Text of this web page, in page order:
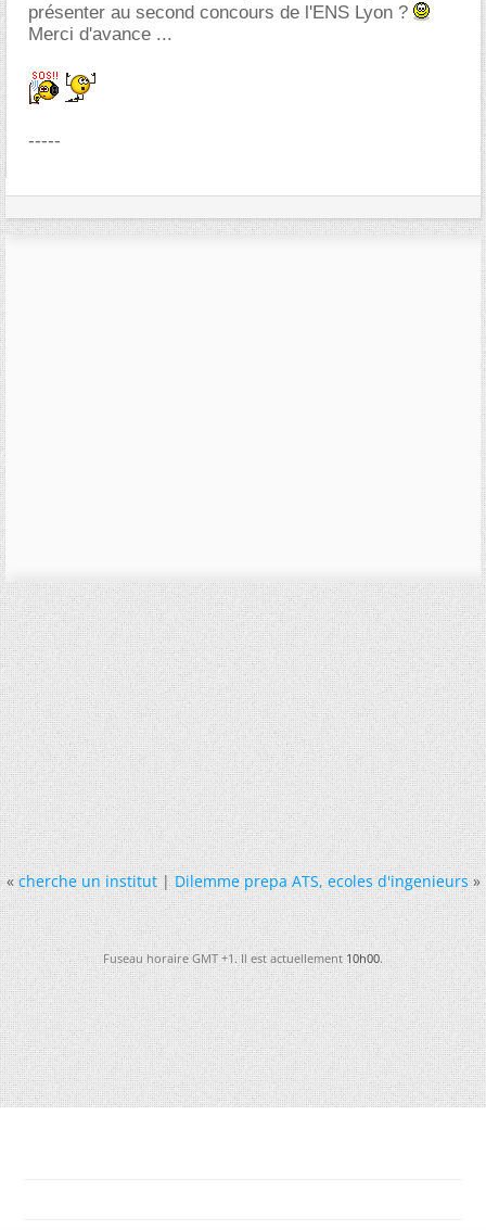
présenter au second concours de l'ENS Lyon ?
Merci d'avance ...
-----
« cherche un institut|Dilemme prepa ATS, ecoles d'ingenieurs »
Fuseau horaire GMT +1. Il est actuellement10h00.